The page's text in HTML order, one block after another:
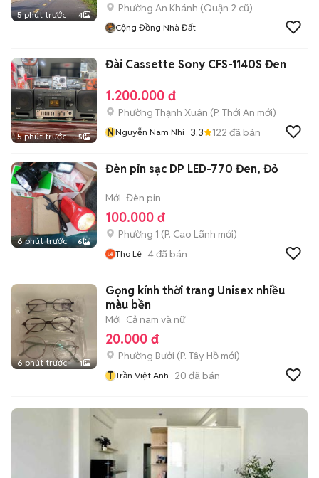
5 phút trước 4
Phường An Khánh (Quận 2 cũ)
Cộng Đồng Nhà Đất
5 phút trước 5
Đài Cassette Sony CFS-1140S Đen
1.200.000 đ
Phường Thạnh Xuân (P. Thới An mới)
NNguyễn Nam Nhi 3.3 122 đã bán
6 phút trước 6
Đèn pin sạc DP LED-770 Đen, Đỏ
Mới Đèn pin
100.000 đ
Phường 1 (P. Cao Lãnh mới)
Tho Lê 4đã bán
6 phút trước 1
Gọng kính thời trang Unisex nhiều
màu bền
Mới Cả nam và nữ
20.000 đ
Phường Bưởi (P. Tây Hồ mới)
T Trần Việt Anh 20 đã bán